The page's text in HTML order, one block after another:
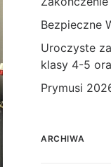
Bezpieczne
Uroczyste
klasy 4-5
Prymusi
ARCHIWA